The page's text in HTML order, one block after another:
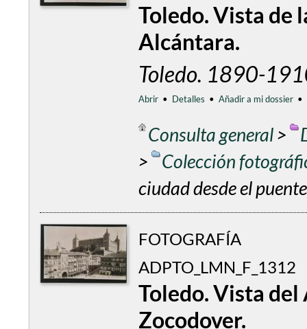
Toledo. Vista de
Alcántara.
Toledo. 1890-
Abrir • Detalles • Añadir a mi dossier •
Consulta general>
>
Colección
ciudad desde el
FOTOGRAFÍA
ADPTO_LMN_F_1312
Toledo. Vista del
Zocodover.